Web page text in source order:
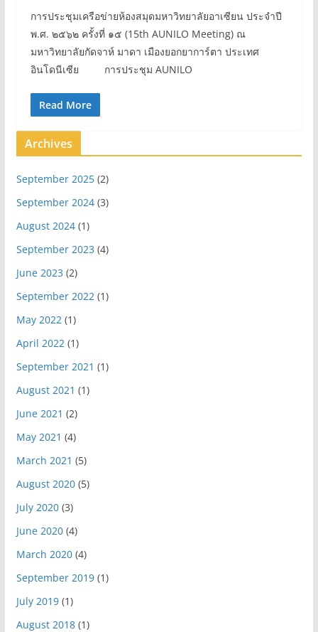
การประชุมเครือข่ายห้องสมุดมหาวิทยาลัยอาเซียน ประจำปี
พ.ศ. ๒๕๖๒ ครั้งที่ ๑๕ (15th AUNILO Meeting) ณ
มหาวิทยาลัยกัดจาห์ มาดา เมืองยอกยาการ์ตา ประเทศ
อินโดนีเซีย การประชุม AUNILO
Read More
Archives
September 2025(2)
September 2024(3)
August 2024(1)
September 2023 (4)
June 2023 (2)
September 2022(1)
May 2022(1)
April 2022(1)
September 2021 (1)
August 2021 (1)
June 2021 (2)
May 2021 (4)
March 2021 (5)
August 2020(5)
July 2020(3)
June 2020(4)
March 2020(4)
September 2019(1)
July 2019(1)
August 2018(1)